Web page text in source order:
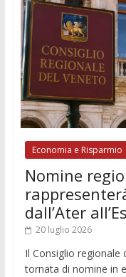
Economia e Risparmio
Nomine
dall’Ater
20 luglio 2026
Il Consiglio
tornata di nomine in